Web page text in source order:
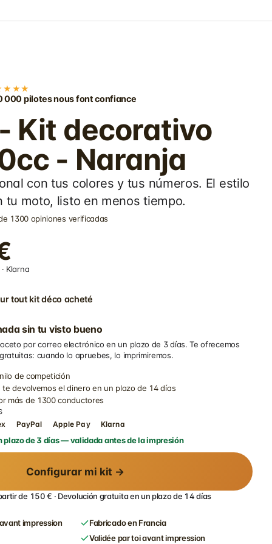
000 pilotes nous font confiance
Kit decorativo
- Naranja
con tus colores y tus números. El estilo
tu moto, listo en menos tiempo.
1300 opiniones verificadas
Klarna
tout kit déco acheté
sin tu visto bueno
por correo electrónico en un plazo de 3 días. Te ofrecemos
cuando lo apruebes, lo imprimiremos.
de competición
devolvemos el dinero en un plazo de 14 días
más de 1300 conductores
PayPal Apple Pay Klarna
plazo de 3 días — validada antes de la impresión
Configurar mi kit →
de 150 € · Devolución gratuita en un plazo de 14 días
impression
Fabricado en Francia
Validée par toi avant impression